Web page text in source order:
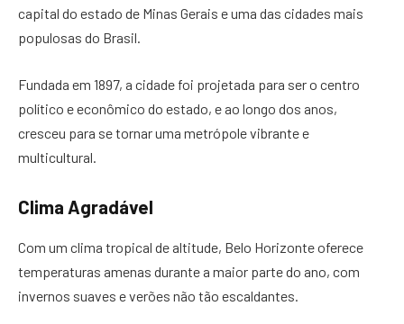
capital do estado de Minas Gerais e uma das cidades mais
populosas do Brasil.
Fundada em 1897, a cidade foi projetada para ser o centro
político e econômico do estado, e ao longo dos anos,
cresceu para se tornar uma metrópole vibrante e
multicultural.
Clima Agradável
Com um clima tropical de altitude, Belo Horizonte oferece
temperaturas amenas durante a maior parte do ano, com
invernos suaves e verões não tão escaldantes.